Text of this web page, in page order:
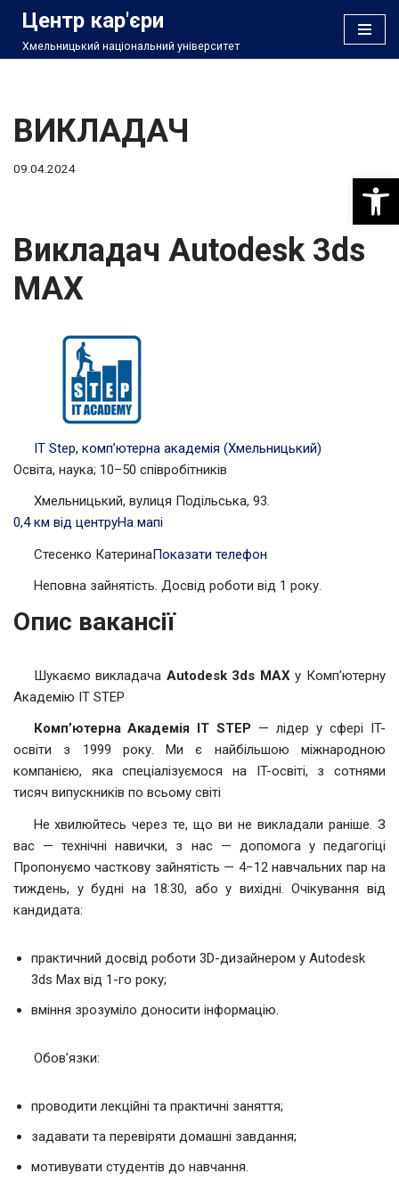
Перейти
Центр кар'єри
Хмельницький національний університет
ВИКЛАДАЧ
09.04.2024
Викладач Autodesk 3ds
MAX
ІТ Step, комп’ютерна академія (Хмельницький)
Освіта, наука; 10–50 співробітників
Хмельницький, вулиця Подільська, 93.
0,4 км від центруНа мапі
Стесенко КатеринаПоказати телефон
Неповна зайнятість. Досвід роботи від 1 року.
Опис вакансії
Шукаємо викладача Autodesk 3ds MAXу Комп’ютерну
Академію IT STEP
Комп’ютерна Академія IT STEP — лідер у сфері IT-
освіти з 1999 року. Ми є найбільшою міжнародною
компанією, яка спеціалізуємося на IT-освіті, з сотнями
тисяч випускників по всьому світі
Не хвилюйтесь через те, що ви не викладали раніше. З
вас — технічні навички, з нас — допомога у педагогіці
Пропонуємо часткову зайнятість — 4−12 навчальних пар на
тиждень, у будні на 18:30, або у вихідні. Очікування від
кандидата:
практичний досвід роботи 3D-дизайнером у Autodesk
3ds Max від 1-го року;
вміння зрозуміло доносити інформацію.
Обов’язки:
проводити лекційні та практичні заняття;
задавати та перевіряти домашні завдання;
мотивувати студентів до навчання.